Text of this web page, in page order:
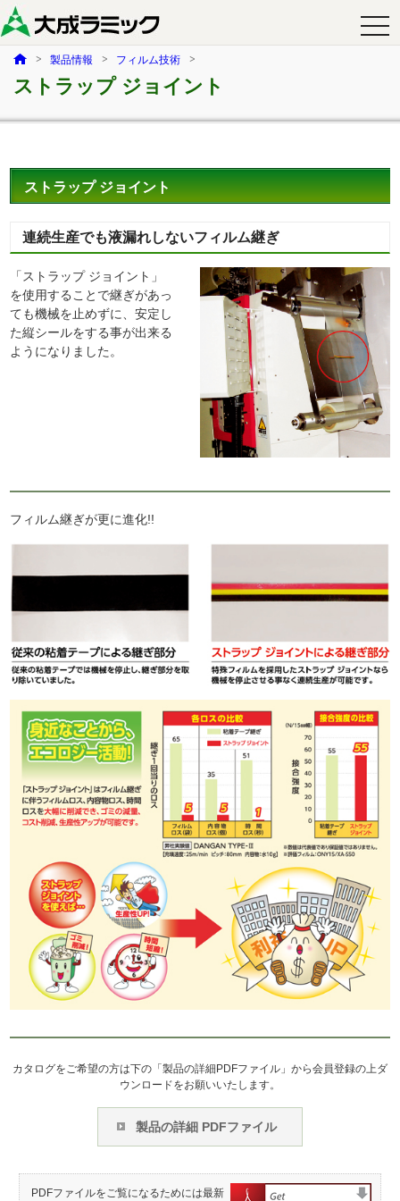
HOME製品情報 フィルム技術
ストラップ ジョイント
ストラップ ジョイント
連続生産でも液漏れしないフィルム継ぎ
「ストラップ ジョイント」
を使用することで継ぎがあっ
ても機械を止めずに、安定し
た縦シールをする事が出来る
ようになりました。
フィルム継ぎが更に進化!!
カタログをご希望の方は下の「製品の詳細PDFファイル」から会員登録の上ダ
ウンロードをお願いいたします。
製品の詳細 PDFファイル
PDFファイルをご覧になるためには最新